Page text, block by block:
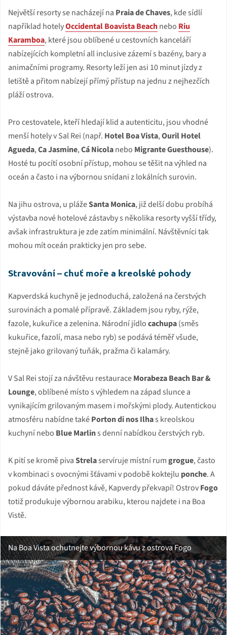
Největší resorty se nacházejí na Praia de Chaves, kde sídlí
například hotelyOccidental Boavista Beachnebo Riu
Karamboa, které jsou oblíbené u cestovních kanceláří
nabízejících kompletní all inclusive zázemí s bazény, bary a
animačními programy. Resorty leží jen asi 10 minut jízdy z
letiště a přitom nabízejí přímý přístup na jednu z nejhezčích
pláží ostrova.
Pro cestovatele, kteří hledají klid a autenticitu, jsou vhodné
menší hotely v Sal Rei (např. Hotel Boa Vista,Ouril Hotel
Agueda,Ca Jasmine,Cá Nicolanebo Migrante Guesthouse).
Hosté tu pocítí osobní přístup, mohou se těšit na výhled na
oceán a často i na výbornou snídani z lokálních surovin.
Na jihu ostrova, u plážeSanta Monica, již delší dobu probíhá
výstavba nové hotelové zástavby s několika resorty vyšší třídy,
avšak infrastruktura je zde zatím minimální. Návštěvníci tak
mohou mít oceán prakticky jen pro sebe.
Stravování – chuť moře a kreolské pohody
Kapverdská kuchyně je jednoduchá, založená na čerstvých
surovinách a pomalé přípravě. Základem jsou ryby, rýže,
fazole, kukuřice a zelenina. Národní jídlocachupa(směs
kukuřice, fazolí, masa nebo ryb) se podává téměř všude,
stejně jako grilovaný tuňák, pražma či kalamáry.
V Sal Rei stojí za návštěvu restauraceMorabeza Beach Bar &
Lounge, oblíbené místo s výhledem na západ slunce a
vynikajícím grilovaným masem i mořskými plody. Autentickou
atmosféru nabídne takéPorton di nos Ilhas kreolskou
kuchyní nebo Blue Marlins denní nabídkou čerstvých ryb.
K pití se kromě pivaStrelaservíruje místní rumgrogue, často
v kombinaci s ovocnými šťávami v podobě koktejlu ponche. A
pokud dáváte přednost kávě, Kapverdy překvapí! OstrovFogo
totiž produkuje výbornou arabiku, kterou najdete i na Boa
Vistě.
Na Boa Vista ochutnejte výbornou kávu z ostrova Fogo